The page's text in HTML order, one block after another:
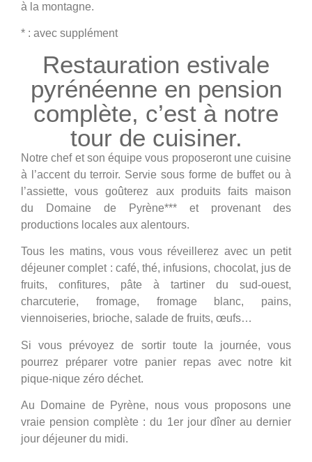
à la montagne.
* : avec supplément
Restauration estivale
pyrénéenne en pension
complète, c’est à notre
tour de cuisiner.
Notre chef et son équipe vous proposeront une cuisine
à l’accent du terroir. Servie sous forme de buffet ou à
l’assiette, vous goûterez aux produits faits maison
du Domaine de Pyrène*** et provenant des
productions locales aux alentours.
Tous les matins, vous vous réveillerez avec un petit
déjeuner complet : café, thé, infusions, chocolat, jus de
fruits, confitures, pâte à tartiner du sud-ouest,
charcuterie, fromage, fromage blanc, pains,
viennoiseries, brioche, salade de fruits, œufs…
Si vous prévoyez de sortir toute la journée, vous
pourrez préparer votre panier repas avec notre kit
pique-nique zéro déchet.
Au Domaine de Pyrène, nous vous proposons une
vraie pension complète : du 1er jour dîner au dernier
jour déjeuner du midi.